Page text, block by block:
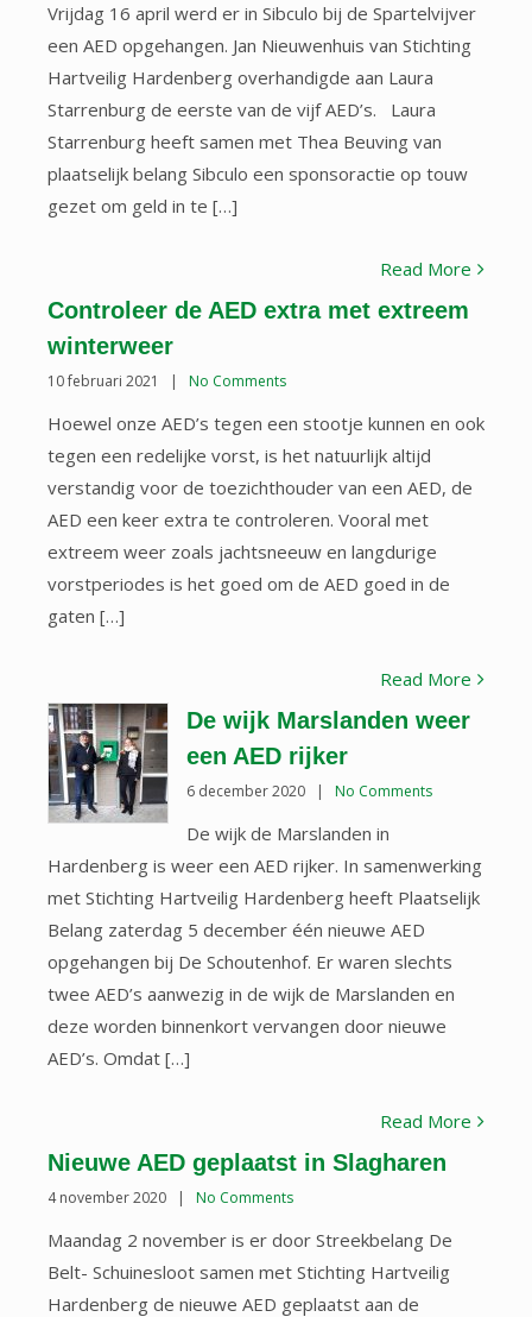
Vrijdag 16 april werd er in Sibculo bij de Spartelvijver
een AED opgehangen. Jan Nieuwenhuis van Stichting
Hartveilig Hardenberg overhandigde aan Laura
Starrenburg de eerste van de vijf AED’s. Laura
Starrenburg heeft samen met Thea Beuving van
plaatselijk belang Sibculo een sponsoractie op touw
gezet om geld in te […]
Read More
Controleer de AED extra met extreem
winterweer
10 februari 2021 | No Comments
Hoewel onze AED’s tegen een stootje kunnen en ook
tegen een redelijke vorst, is het natuurlijk altijd
verstandig voor de toezichthouder van een AED, de
AED een keer extra te controleren. Vooral met
extreem weer zoals jachtsneeuw en langdurige
vorstperiodes is het goed om de AED goed in de
gaten […]
Read More
De wijk Marslanden weer
een AED rijker
6 december 2020 | No Comments
De wijk de Marslanden in
Hardenberg is weer een AED rijker. In samenwerking
met Stichting Hartveilig Hardenberg heeft Plaatselijk
Belang zaterdag 5 december één nieuwe AED
opgehangen bij De Schoutenhof. Er waren slechts
twee AED’s aanwezig in de wijk de Marslanden en
deze worden binnenkort vervangen door nieuwe
AED’s. Omdat […]
Read More
Nieuwe AED geplaatst in Slagharen
4 november 2020 | No Comments
Maandag 2 november is er door Streekbelang De
Belt- Schuinesloot samen met Stichting Hartveilig
Hardenberg de nieuwe AED geplaatst aan de